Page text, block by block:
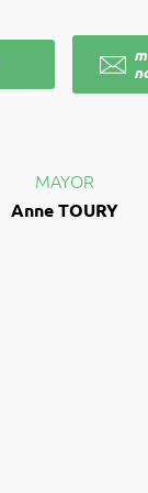
MAYOR
Anne TOURY